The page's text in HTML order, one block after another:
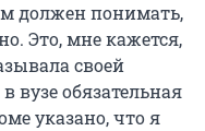
должен понимать,
Это, мне кажется,
своей
вузе обязательная
указано, что я